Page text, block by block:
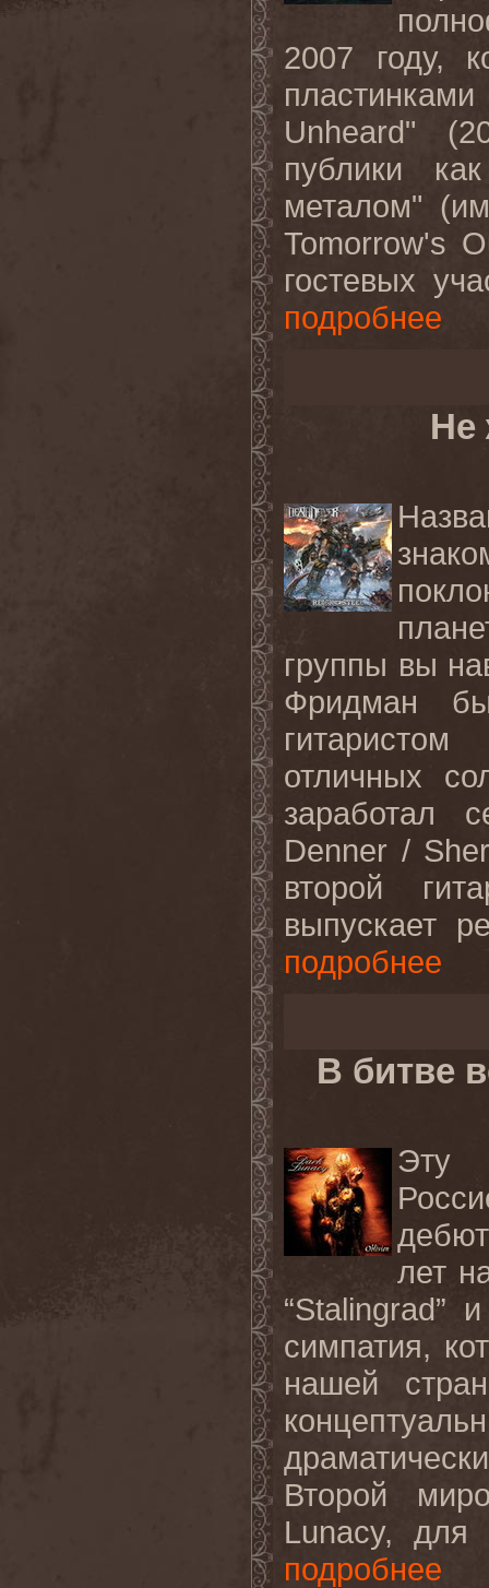
2007 году,
Unheard"
публики
металом"
Tomorrow's
гостевых
подробнее
Не
группы вы
Фридман
отличных
заработал
Denner /
второй
выпускает
подробнее
В битве
Эту
лет
“Stalingrad”
симпатия,
нашей
Второй
Lunacy, для
подробнее